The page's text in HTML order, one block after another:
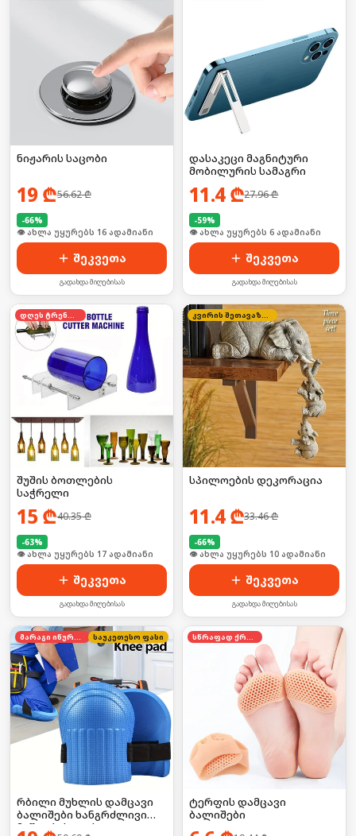
ნიჟარის საცობი
19 ₾56.62₾
-66%
🛒 ბოლო 24სთ-ში იყიდა 25-მა
შეკვეთა
გადახდა მიღებისას
დასაკეცი მაგნიტური
მობილურის სამაგრი
11.4₾27.96₾
-59%
🛒 ბოლო 24სთ-ში იყიდა 13-მა
შეკვეთა
გადახდა მიღებისას
დღეს ტრენდში
შუშის ბოთლების
საჭრელი
15 ₾40.35₾
-63%
🛒 ბოლო 24სთ-ში იყიდა 22-მა
შეკვეთა
გადახდა მიღებისას
კვირის შეთავაზება
სპილოების დეკორაცია
11.4₾33.46₾
-66%
👁 ახლა უყურებს 10 ადამიანი
შეკვეთა
გადახდა მიღებისას
მარაგი იწურება საუკეთესო ფასი
რბილი მუხლის დამცავი
ბალიშები ხანგრძლივი
მუშაობისთვის
სწრაფად ქრება
ტერფის დამცავი
ბალიშები